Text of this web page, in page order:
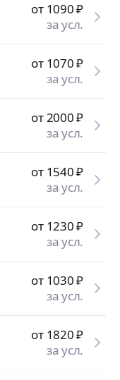
от 1090₽
за усл.
от 1070₽
за усл.
от 2000₽
за усл.
от 1540₽
за усл.
от 1230₽
за усл.
от 1030₽
за усл.
от 1820₽
за усл.